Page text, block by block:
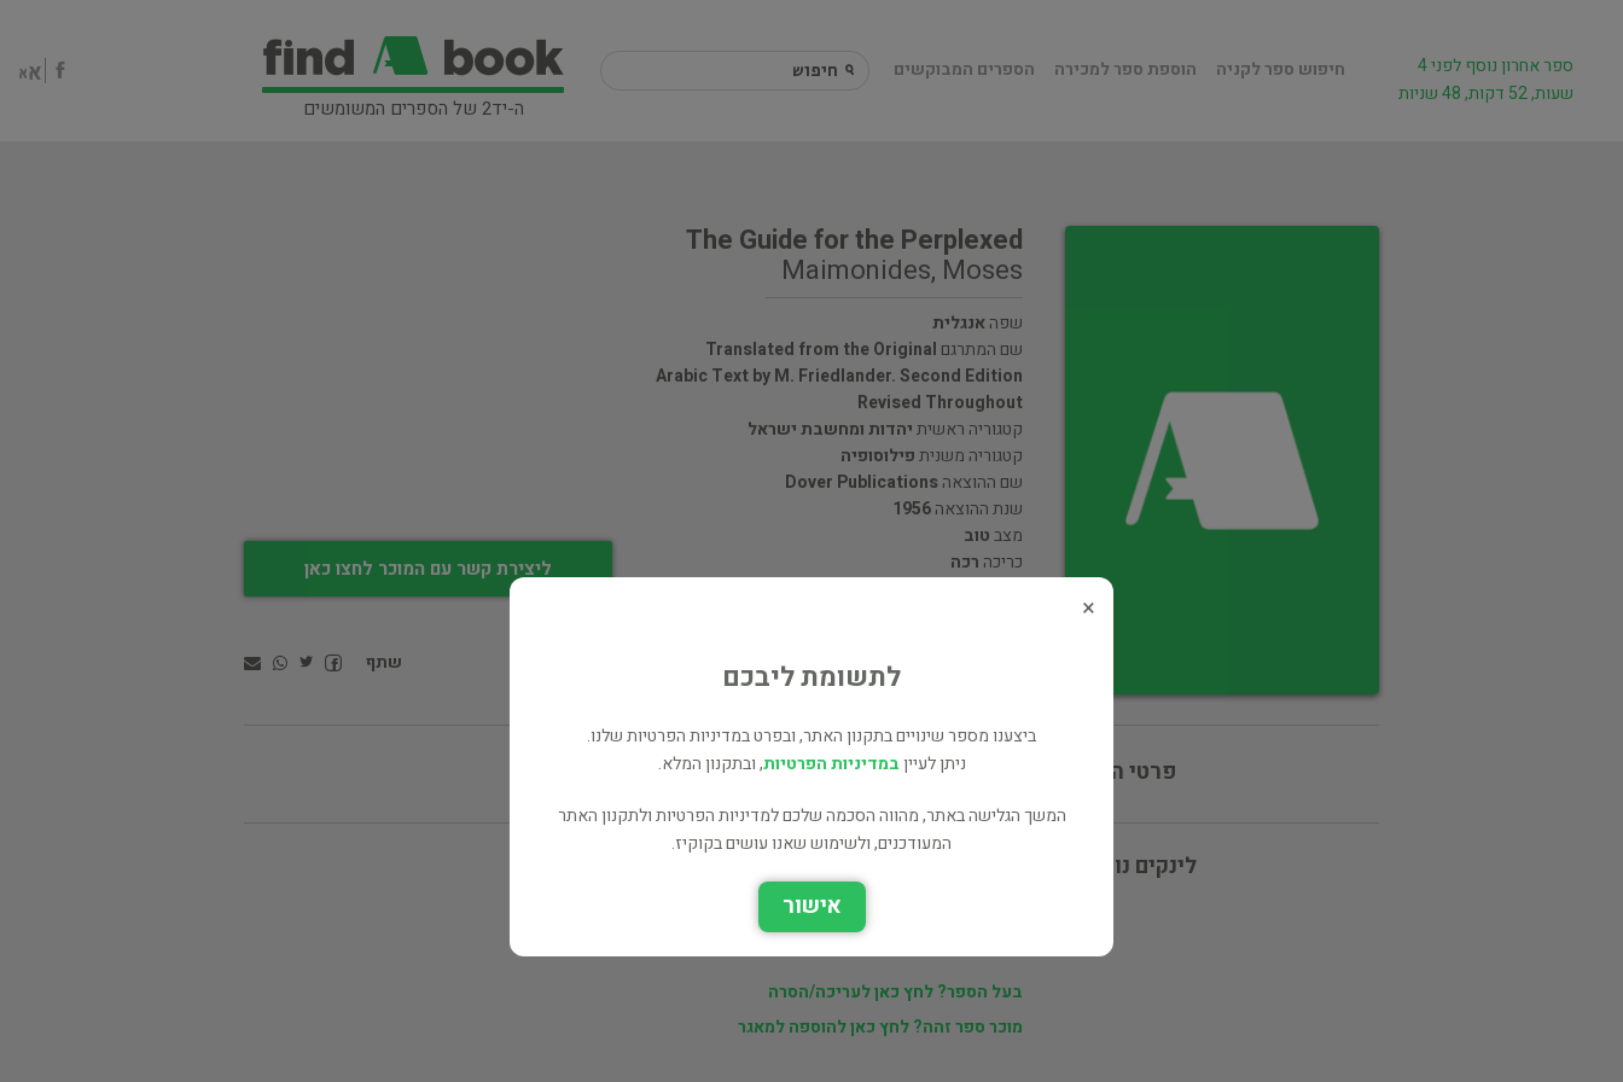
ה-יד2 של הספרים המשומשים
חיפוש ספר לקניה הוספת ספר למכירה הספרים המבוקשים
ספר אחרון נוסף לפני 4
שעות, 52 דקות, 48 שניות
The Guide for the Perplexed
Maimonides, Moses
שפהאנגלית
שם המתרגם Translated from the Original
Arabic Text by M. Friedlander. Second Edition
Revised Throughout
קטגוריה ראשיתיהדות ומחשבת ישראל
קטגוריה משניתפילוסופיה
שם ההוצאהDover Publications
שנת ההוצאה1956
מצבטוב
כריכה רכה
ליצירת קשר עם המוכר לחצו כאן
שתף
פרטי המוכר
לינקים נוספים
כל הספרים בקטגוריית יהדות ומחשבת ישראל (9,212 כותרים)
בעל הספר? לחץ כאן לעריכה/הסרה
מוכר ספר זהה? לחץ כאן להוספה למאגר
×
לתשומת ליבכם
ביצענו מספר שינויים בתקנון האתר, ובפרט במדיניות הפרטיות שלנו.
ניתן לעייןבמדיניות הפרטיות, ובתקנון המלא.
המשך הגלישה באתר, מהווה הסכמה שלכם למדיניות הפרטיות ולתקנון האתר
המעודכנים, ולשימוש שאנו עושים בקוקיז.
אישור